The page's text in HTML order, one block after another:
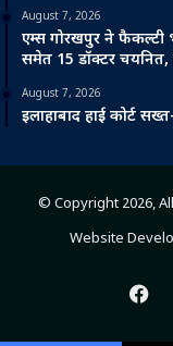
August 7, 2026
एम्स गोरखपुर ने फैकल्टी
समेत 15 डॉक्टर चयनित,
August 7, 2026
इलाहाबाद हाई कोर्ट
© Copyright 2026,
Website